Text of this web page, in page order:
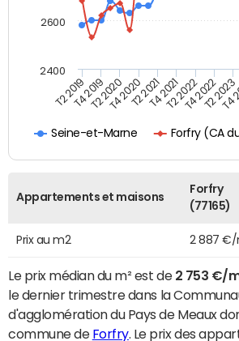
Seine-et-Marne Forfry (CA
T2 2019T4 2019T2 2020T4 2020T2 2021T4 2021T2 2022T4 2022T2 2023
T4
2600
2400
Appartements et maisons
Forfry
(77165)
Prix au m2 2 887 €/
Le prix médian du m² est de 2 753 €/
le dernier trimestre dans la
d'agglomération du Pays de Meaux
commune de Forfry. Le prix des